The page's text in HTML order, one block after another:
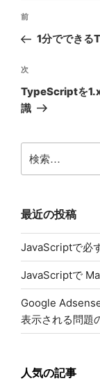
ー
投
ナ
ビ
ゲ
ー
ョ
ン
前
の
稿
前
1分ででき
次
の
投
次
TypeScriptを
識
索:
最近の投稿
JavaScriptで必
JavaScriptで
Google
表示される問題
人気の記事